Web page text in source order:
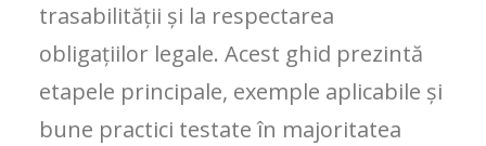
trasabilității și la respectarea
obligațiilor legale. Acest ghid prezintă
etapele principale, exemple aplicabile și
bune practici testate în majoritatea